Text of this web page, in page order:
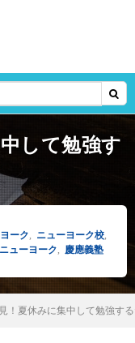
して勉強す
ーク ニューヨーク校
ューヨーク
慶應義塾
！夏休みに集中して勉強す